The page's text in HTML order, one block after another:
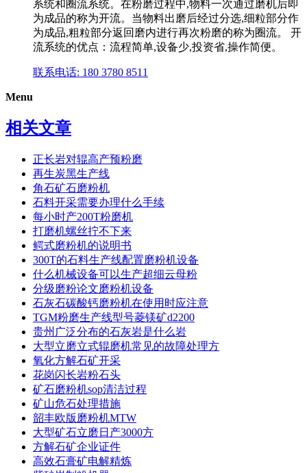
系统和圈流系统。在粉磨过程中,物料一次通过磨机后即
为成品的称为开流。当物料出磨后经过分选,细粒部分作
为成品,粗粒部分返回磨内进行再次粉磨的称为圈流。 开
流系统的优点：流程简单,设备少,投资省,操作简便。
联系电话: 180 3780 8511
Menu
相关文章
正长岩对辊高产预粉磨
再生炭黑生产线
角石矿石磨粉机
石料开采需要办理什么手续
每小时产200T粉磨机
打磨机螺丝拧不下来
鳄式磨粉机的说明书
300T的石料生产线配置磨粉机设备
什么机械设备可以生产超细云母粉
分级磨粉论文磨粉机设备
石灰石碳酸钙磨粉机在使用时应注意
TGM粉磨生产线型号菱镁矿d2200
贵州广泛分布的石灰岩是什么岩
大型立磨立式辊磨机常见的故障处理方
氧化方解石矿开采
花岗闪长岩粉石头
矿石磨粉机sop清洁过程
矿山危石处理措施
韶丰欧版磨粉机MTW
大型矿石立磨日产3000方
方解石矿企业证件
高效石膏矿电解精炼